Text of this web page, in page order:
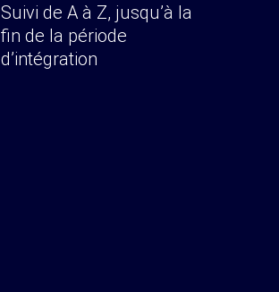
Suivi de A à Z, jusqu’à la
fin de la période
d’intégration